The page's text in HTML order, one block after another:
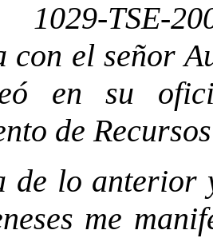
1029-TSE-
con el señor
en su
de
de lo anterior
me